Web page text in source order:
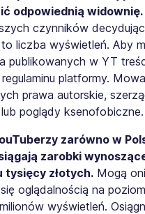
odpowiednią widownię.
czynników
liczba wyświetleń. Aby
publikowanych w YT
regulaminu platformy.
prawa autorskie,
poglądy ksenofobiczne.
zarówno w
zarobki
tysięcy złotych. Mogą
oglądalnością na
wyświetleń.